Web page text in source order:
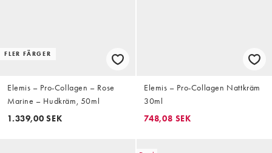
FLER FÄRGER
Elemis – Pro-Collagen – Rose
Marine – Hudkräm, 50ml
1.339,00 SEK
Elemis – Pro-Collagen Nattkräm
30ml
748,08 SEK